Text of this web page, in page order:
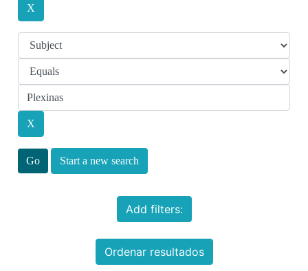
Start a new search
Add filters:
Ordenar resultados